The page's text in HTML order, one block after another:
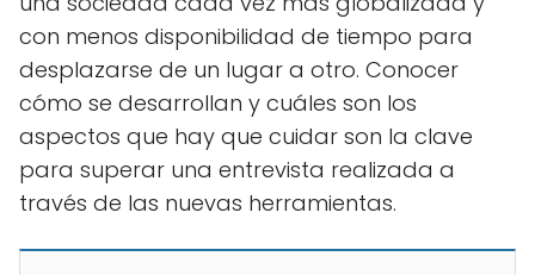
con menos disponibilidad de tiempo para
desplazarse de un lugar a otro. Conocer
cómo se desarrollan y cuáles son los
aspectos que hay que cuidar son la clave
para superar una entrevista realizada a
través de las nuevas herramientas.